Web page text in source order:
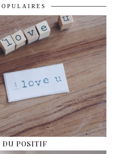
DU POSITIF